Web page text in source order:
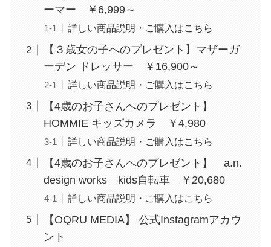
ーマー ￥6,999～
詳しい商品説明・ご購入はこちら
【３歳女の子へのプレゼント】マザーガ
ーデン ドレッサー ￥16,900～
詳しい商品説明・ご購入はこちら
【4歳のお子さんへのプレゼント】
HOMMIE キッズカメラ ￥4,980
詳しい商品説明・ご購入はこちら
【4歳のお子さんへのプレゼント】 a.n.
design works kids自転車 ￥20,680
詳しい商品説明・ご購入はこちら
【OQRU MEDIA】 公式Instagramアカウ
ント